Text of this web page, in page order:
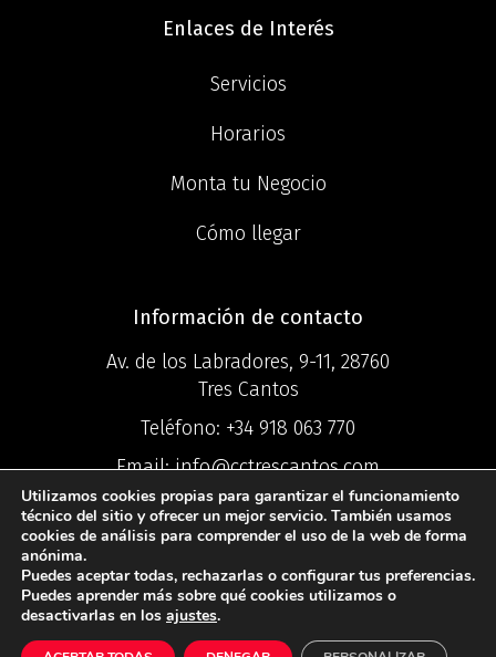
Enlaces de Interés
Servicios
Horarios
Monta tu Negocio
Cómo llegar
Información de contacto
Av. de los Labradores, 9-11, 28760
Tres Cantos
Teléfono: +34 918 063 770
Email:info@cctrescantos.com
©2025 Centro
Comercial Ciudad Tres Cantos ®
Utilizamos cookies propias para garantizar el funcionamiento
técnico del sitio y ofrecer un mejor servicio. También usamos
cookies de análisis para comprender el uso de la web de forma
anónima.
Puedes aceptar todas, rechazarlas o configurar tus preferencias.
Puedes aprender más sobre qué cookies utilizamos o
desactivarlas en los ajustes.